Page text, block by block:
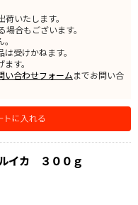
いたします。
合もございます。
受けかねます。
す。
い合わせフォームまでお問い合
ルイカ ３００ｇ